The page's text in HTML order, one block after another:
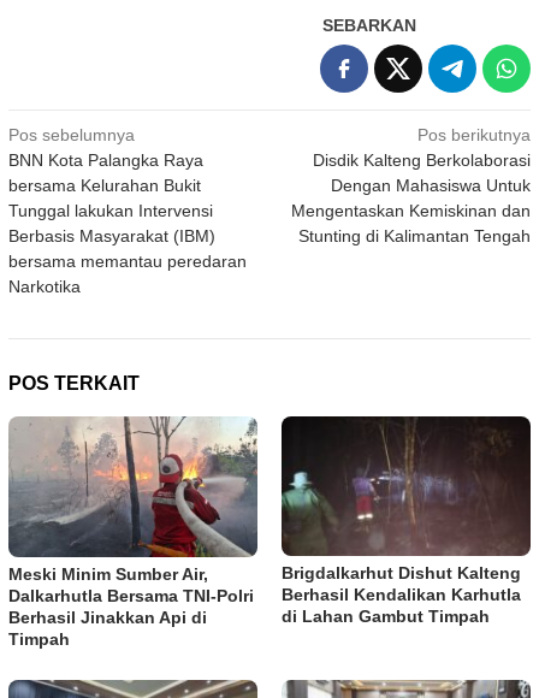
SEBARKAN
Navigasi
pos
Pos sebelumnya
BNN Kota Palangka Raya
bersama Kelurahan Bukit
Tunggal lakukan Intervensi
Berbasis Masyarakat (IBM)
bersama memantau peredaran
Narkotika
Pos berikutnya
Disdik Kalteng Berkolaborasi
Dengan Mahasiswa Untuk
Mengentaskan Kemiskinan dan
Stunting di Kalimantan Tengah
POS TERKAIT
Meski Minim Sumber Air,
Dalkarhutla Bersama TNI-Polri
Berhasil Jinakkan Api di
Timpah
Brigdalkarhut Dishut Kalteng
Berhasil Kendalikan Karhutla
di Lahan Gambut Timpah